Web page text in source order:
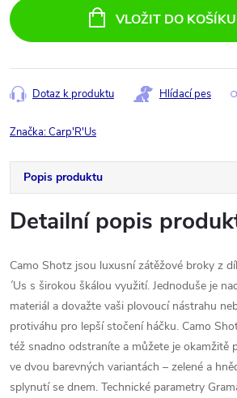
cena:
VLOŽIT DO KOŠÍKU
Dotaz k produktu Hlídací pes
Značka:Carp'R'Us
Popis produktu
Detailní popis
Camo Shotz jsou luxusní zátěžové broky z
´Us s širokou škálou využití. Jednoduše je
materiál a dovažte vaši plovoucí nástrahu
protiváhu pro lepší stočení háčku. Camo
též snadno odstraníte a můžete je okamžitě
ve dvou barevných variantách – zelené a
splynutí se dnem. Technické parametry